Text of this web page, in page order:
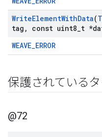
WriteElementWithData(
tag , const uint8 t
WEAVE_ERROR
保護されている
@72